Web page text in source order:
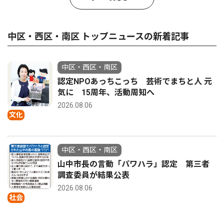
中区・西区・南区 トップニュースの新着記事
文化
中区・西区・南区
認定NPOあっちこっち 芸術でまちと人 元
気に 15周年、活動周知へ
2026.08.06
社会
中区・西区・南区
山中市長の言動「パワハラ」認定 第三者
調査委員が結果公表
2026.08.06